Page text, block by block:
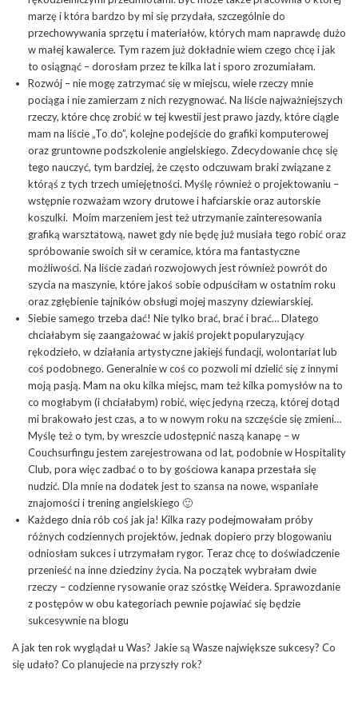
marzę i która bardzo by mi się przydała, szczególnie do
przechowywania sprzętu i materiałów, których mam naprawdę dużo
w małej kawalerce. Tym razem już dokładnie wiem czego chcę i jak
to osiągnąć – dorosłam przez te kilka lat i sporo zrozumiałam.
Rozwój – nie mogę zatrzymać się w miejscu, wiele rzeczy mnie
pociąga i nie zamierzam z nich rezygnować. Na liście najważniejszych
rzeczy, które chcę zrobić w tej kwestii jest prawo jazdy, które ciągle
mam na liście „To do”, kolejne podejście do grafiki komputerowej
oraz gruntowne podszkolenie angielskiego. Zdecydowanie chcę się
tego nauczyć, tym bardziej, że często odczuwam braki związane z
którąś z tych trzech umiejętności. Myślę również o projektowaniu –
wstępnie rozważam wzory drutowe i hafciarskie oraz autorskie
koszulki. Moim marzeniem jest też utrzymanie zainteresowania
grafiką warsztatową, nawet gdy nie będę już musiała tego robić oraz
spróbowanie swoich sił w ceramice, która ma fantastyczne
możliwości. Na liście zadań rozwojowych jest również powrót do
szycia na maszynie, które jakoś sobie odpuściłam w ostatnim roku
oraz zgłębienie tajników obsługi mojej maszyny dziewiarskiej.
Siebie samego trzeba dać! Nie tylko brać, brać i brać… Dlatego
chciałabym się zaangażować w jakiś projekt popularyzujący
rękodzieło, w działania artystyczne jakiejś fundacji, wolontariat lub
coś podobnego. Generalnie w coś co pozwoli mi dzielić się z innymi
moją pasją. Mam na oku kilka miejsc, mam też kilka pomysłów na to
co mogłabym (i chciałabym) robić, więc jedyną rzeczą, której dotąd
mi brakowało jest czas, a to w nowym roku na szczęście się zmieni…
Myślę też o tym, by wreszcie udostępnić naszą kanapę – w
Couchsurfingu jestem zarejestrowana od lat, podobnie w Hospitality
Club, pora więc zadbać o to by gościowa kanapa przestała się
nudzić. Dla mnie na dodatek jest to szansa na nowe, wspaniałe
znajomości i trening angielskiego 🙂
Każdego dnia rób coś jak ja! Kilka razy podejmowałam próby
różnych codziennych projektów, jednak dopiero przy blogowaniu
odniosłam sukces i utrzymałam rygor. Teraz chcę to doświadczenie
przenieść na inne dziedziny życia. Na początek wybrałam dwie
rzeczy – codzienne rysowanie oraz szóstkę Weidera. Sprawozdanie
z postępów w obu kategoriach pewnie pojawiać się będzie
sukcesywnie na blogu
A jak ten rok wyglądał u Was? Jakie są Wasze największe sukcesy? Co
się udało? Co planujecie na przyszły rok?